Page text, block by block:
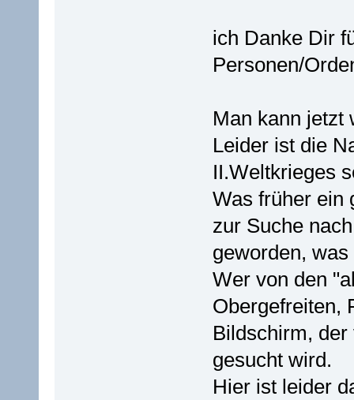
ich Danke Dir
Personen/
Man kann jetzt
Leider ist die
II.Weltkrieges
Was früher ein
zur Suche
geworden,
Wer von den
Obergefreiten,
Bildschirm,
gesucht wird.
Hier ist leider